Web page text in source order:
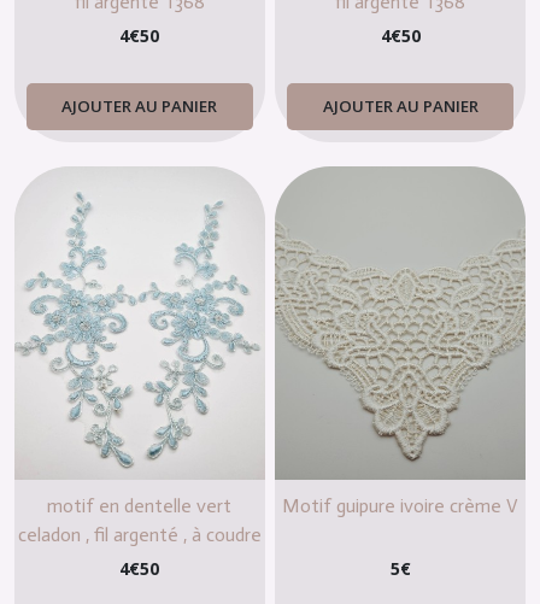
4€50
AJOUTER AU PANIER
4€50
AJOUTER AU PANIER
motif en dentelle vert
celadon , fil argenté , à coudre
T368
4€50
Motif guipure ivoire crème V
5€